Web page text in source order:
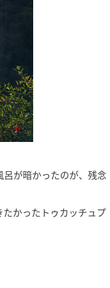
が暗かったのが、残念
かったトゥカッチュプ